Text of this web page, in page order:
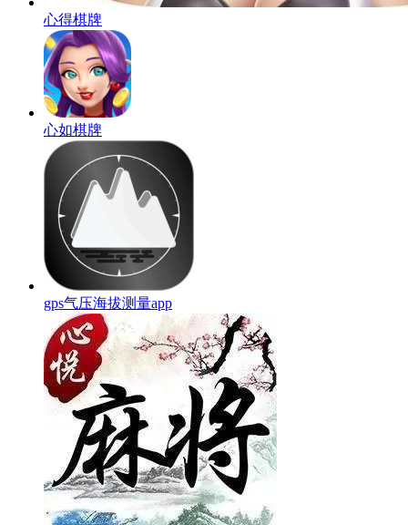
心得棋牌
心如棋牌
gps气压海拔测量app